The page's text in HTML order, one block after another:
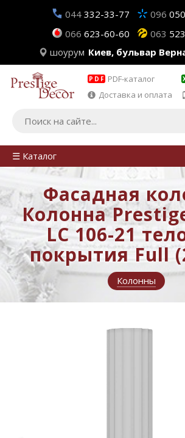
044 332-33-77 096
066 623-60-60 063
шоурум Киев, бульвар
PDF PDF-каталог
Доставка и оплата
☰ Каталог
Фасадная
Колонна
LC 106-21
покрытия Full
Колонны